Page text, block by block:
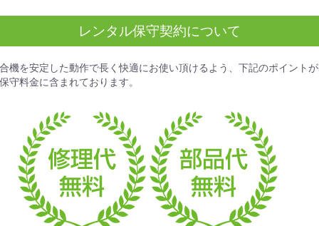
レンタル保守契約について
機を安定した動作で長く快適にお使い頂けるよう、下記のポイントが
守料金に含まれております。